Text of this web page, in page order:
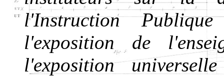
l'Instruction
l'exposition de
l'exposition